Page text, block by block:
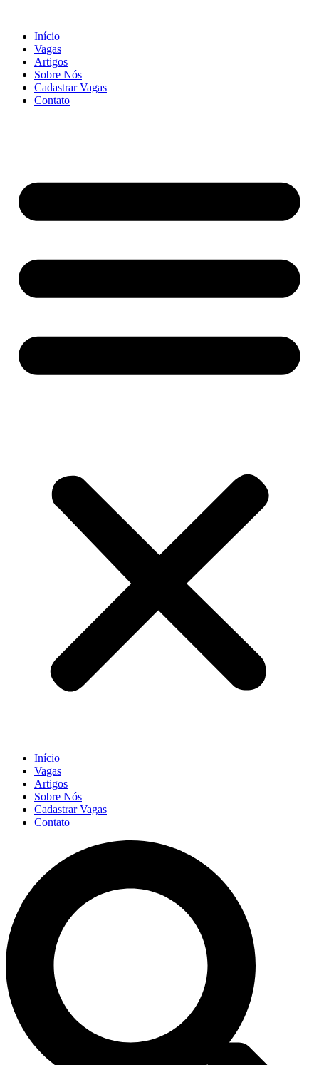
Início
Vagas
Artigos
Sobre Nós
Cadastrar Vagas
Contato
Início
Vagas
Artigos
Sobre Nós
Cadastrar Vagas
Contato